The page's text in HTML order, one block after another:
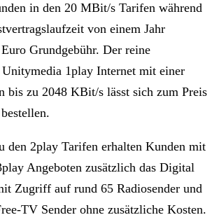
in den 20 MBit/s Tarifen während
von einem Jahr
Grundgebühr. Der reine
Unitymedia 1play Internet mit einer
bis zu 2048 KBit/s lässt sich zum Preis
den 2play Tarifen erhalten Kunden mit
Angeboten zusätzlich das Digital
Zugriff auf rund 65 Radiosender und
TV Sender ohne zusätzliche Kosten.